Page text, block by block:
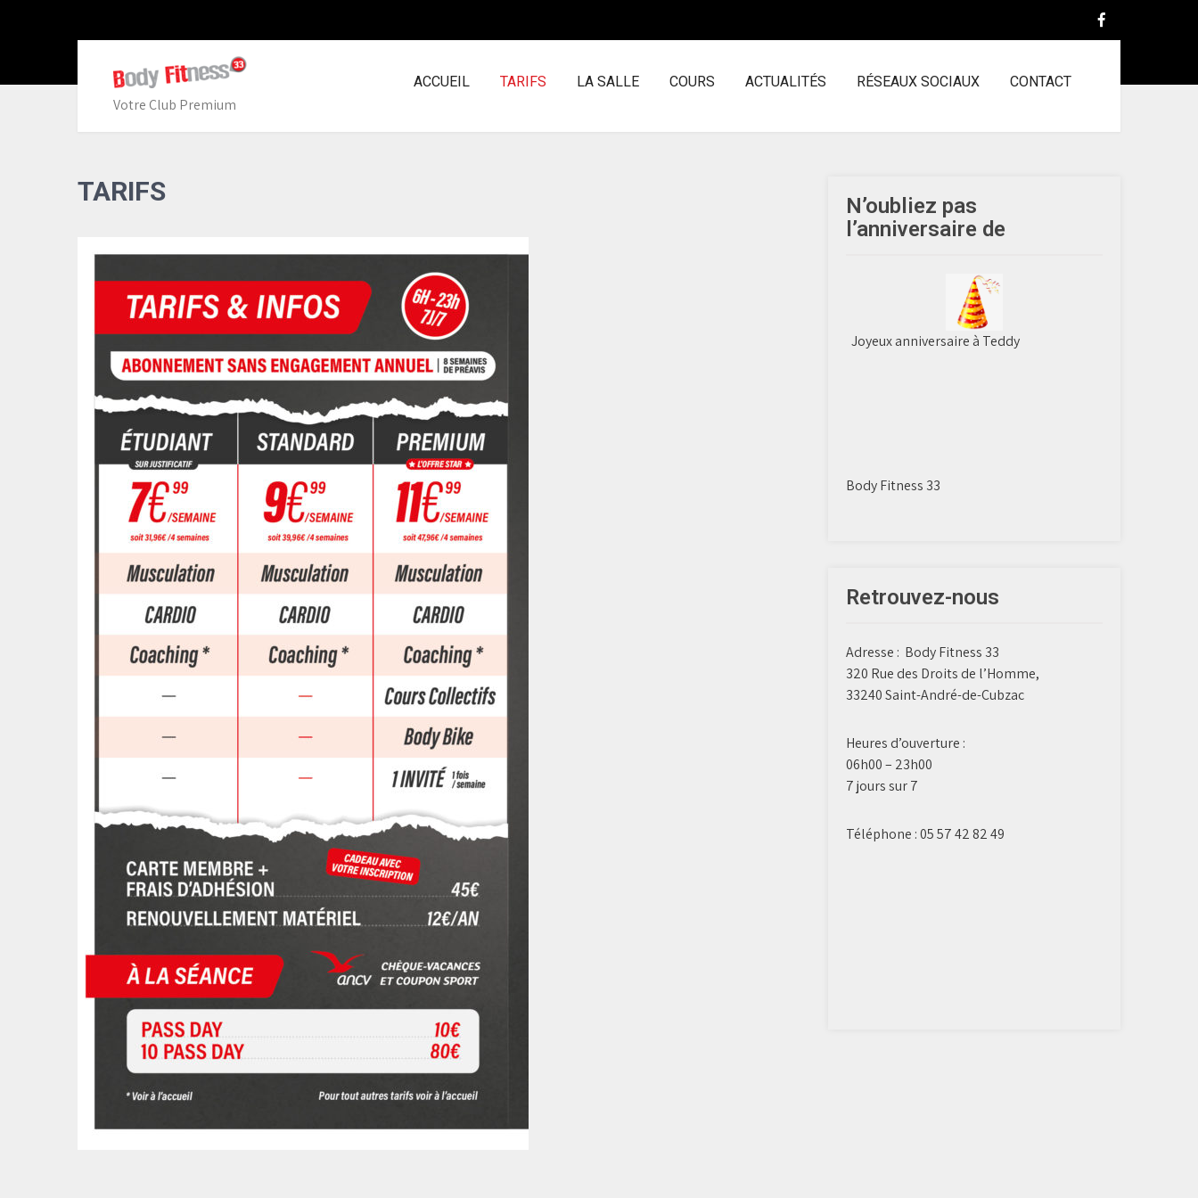
Votre Club Premium
ACCUEIL TARIFS LA SALLE COURS ACTUALITÉS RÉSEAUX SOCIAUX CONTACT
TARIFS
N’oubliez pas
l’anniversaire de
Joyeux anniversaire à Teddy
Body Fitness 33
Retrouvez-nous
Adresse : Body Fitness 33
320 Rue des Droits de l’Homme,
33240 Saint-André-de-Cubzac
Heures d’ouverture :
06h00 – 23h00
7 jours sur 7
Téléphone : 05 57 42 82 49